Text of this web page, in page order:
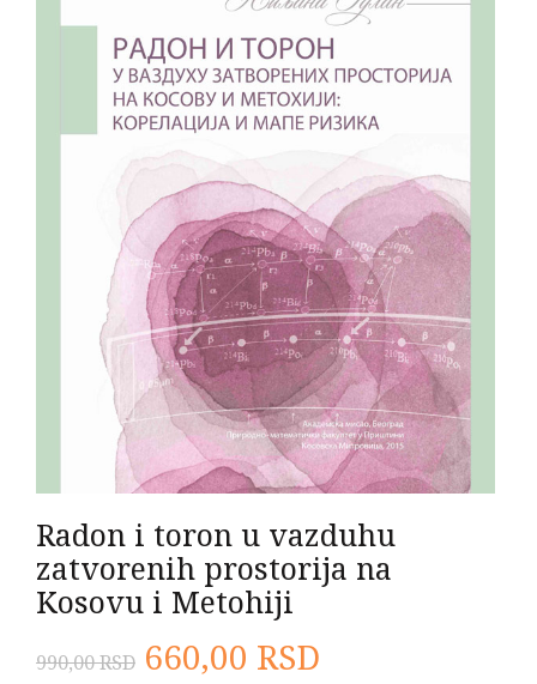
Radon i toron u vazduhu
zatvorenih prostorija na
Kosovu i Metohiji
990,00RSD Originalna
660,00 RSD